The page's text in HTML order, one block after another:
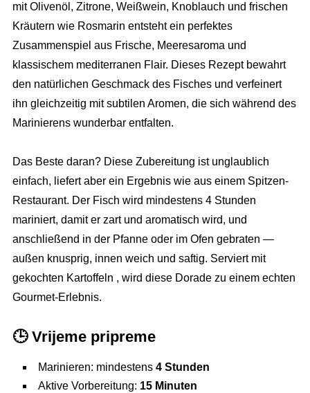
mit Olivenöl, Zitrone, Weißwein, Knoblauch und frischen
Kräutern wie Rosmarin entsteht ein perfektes
Zusammenspiel aus Frische, Meeresaroma und
klassischem mediterranen Flair. Dieses Rezept bewahrt
den natürlichen Geschmack des Fisches und verfeinert
ihn gleichzeitig mit subtilen Aromen, die sich während des
Marinierens wunderbar entfalten.
Das Beste daran? Diese Zubereitung ist unglaublich
einfach, liefert aber ein Ergebnis wie aus einem Spitzen-
Restaurant. Der Fisch wird mindestens 4 Stunden
mariniert, damit er zart und aromatisch wird, und
anschließend in der Pfanne oder im Ofen gebraten —
außen knusprig, innen weich und saftig. Serviert mit
gekochten Kartoffeln , wird diese Dorade zu einem echten
Gourmet-Erlebnis.
🕒 Vrijeme pripreme
Marinieren: mindestens 4 Stunden
Aktive Vorbereitung: 15 Minuten